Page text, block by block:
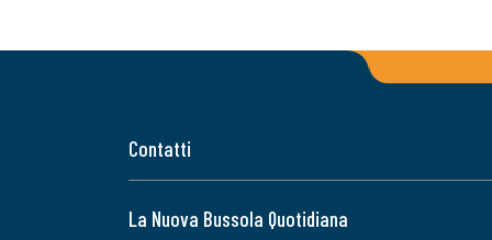
Contatti
La Nuova Bussola Quotidiana